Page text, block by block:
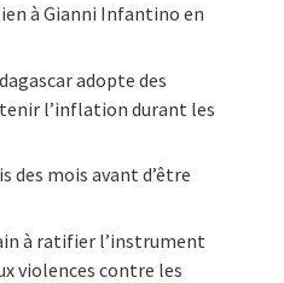
à Gianni Infantino en
adopte des
l’inflation durant les
des mois avant d’être
à ratifier l’instrument
violences contre les